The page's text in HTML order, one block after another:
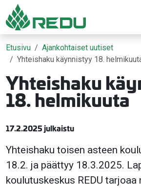
Siirry sivusisältöön
Etusivu
Ajankohtaiset uutiset
Yhteishaku käynnistyy 18.
Yhteishaku
18. helmikuuta
17.2.2025 julkaistu
Yhteishaku toisen asteen
18.2. ja päättyy 18.3.2025.
koulutuskeskus REDU tarjoaa